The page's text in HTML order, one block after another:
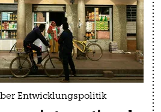
Entwicklungspolitik